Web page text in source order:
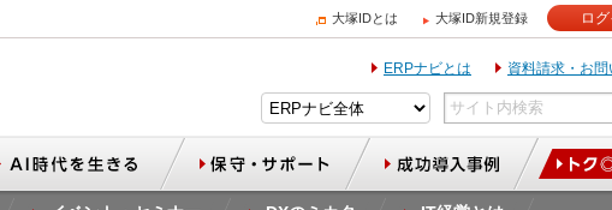
大塚IDとは 大塚ID新規登録 ロ
ERPナビとは 資料請求・お